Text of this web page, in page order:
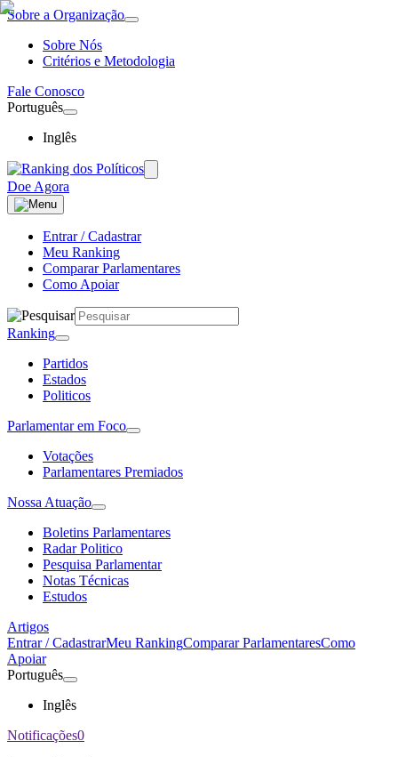
Sobre a Organização
Sobre Nós
Critérios e Metodologia
Fale Conosco
Português
Inglês
Doe Agora
Entrar / Cadastrar
Meu Ranking
Comparar Parlamentares
Como Apoiar
Ranking
Partidos
Estados
Politicos
Parlamentar em Foco
Votações
Parlamentares Premiados
Nossa Atuação
Boletins Parlamentares
Radar Politico
Pesquisa Parlamentar
Notas Técnicas
Estudos
Artigos
Entrar / CadastrarMeu RankingComparar ParlamentaresComo
Apoiar
Português
Inglês
Notificações0